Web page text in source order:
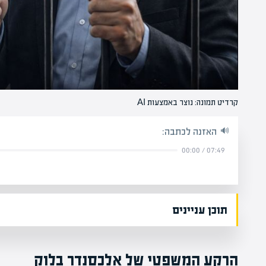
קרדיט תמונה: נוצר באמצעות AI
האזנה לכתבה:
07:49
/
00:00
תוכן עניינים
הרקע המשפטי של אלכסנדר בלוק